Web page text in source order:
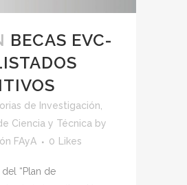
BECAS EVC-
de Investigación
Ciencia y Técnica by
FAyA
0 Likes
“Plan de